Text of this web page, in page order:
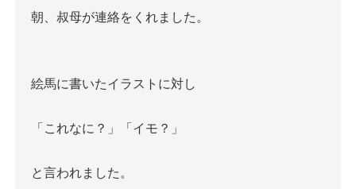
朝、叔母が連絡をくれました。
絵馬に書いたイラストに対し
「これなに？」「イモ？」
と言われました。